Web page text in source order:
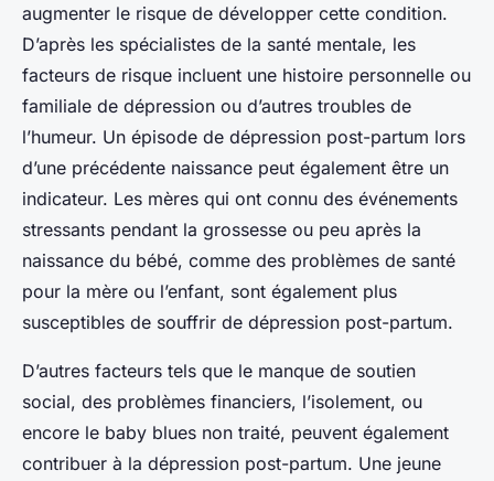
augmenter le risque de développer cette condition.
D’après les spécialistes de la santé mentale, les
facteurs de risque incluent une histoire personnelle ou
familiale de dépression ou d’autres troubles de
l’humeur. Un épisode de dépression post-partum lors
d’une précédente naissance peut également être un
indicateur. Les mères qui ont connu des événements
stressants pendant la grossesse ou peu après la
naissance du bébé, comme des problèmes de santé
pour la mère ou l’enfant, sont également plus
susceptibles de souffrir de dépression post-partum.
D’autres facteurs tels que le manque de soutien
social, des problèmes financiers, l’isolement, ou
encore le baby blues non traité, peuvent également
contribuer à la dépression post-partum. Une jeune